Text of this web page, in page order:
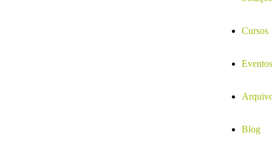
Cursos
Eventos
Blog